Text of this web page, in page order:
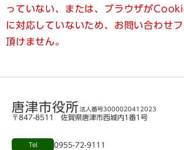
っていない、または、ブラウザが
に対応していないため、お問い合わせ
頂けません。
唐津市役所 法人番号3000020412023
〒847-8511 佐賀県唐津市西城内1番1号
Tel 0955-72-9111